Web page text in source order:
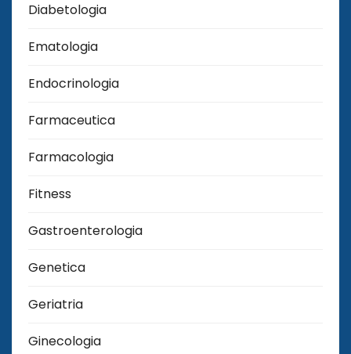
Diabetologia
Ematologia
Endocrinologia
Farmaceutica
Farmacologia
Fitness
Gastroenterologia
Genetica
Geriatria
Ginecologia